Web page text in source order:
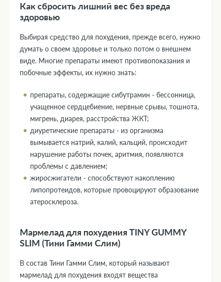
Как сбросить лишний вес без вреда
здоровью
Выбирая средство для похудения, прежде всего, нужно
думать о своем здоровье и только потом о внешнем
виде. Многие препараты имеют противопоказания и
побочные эффекты, их нужно знать:
препараты, содержащие сибутрамин - бессонница,
учащенное сердцебиение, нервные срывы, тошнота,
мигрень, диарея, расстройства ЖКТ;
диуретические препараты - из организма
вымывается натрий, калий, кальций, происходит
нарушение работы почек, аритмия, появляются
проблемы с давлением;
жиросжигатели - способствуют накоплению
липопротеидов, которые провоцируют образование
атеросклероза.
Мармелад для похудения TINY GUMMY
SLIM (Тини Гамми Слим)
В состав Тини Гамми Слим, который называют
мармелад для похудения входят вещества